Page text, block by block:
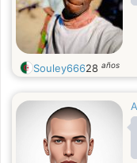
Souley66628 años